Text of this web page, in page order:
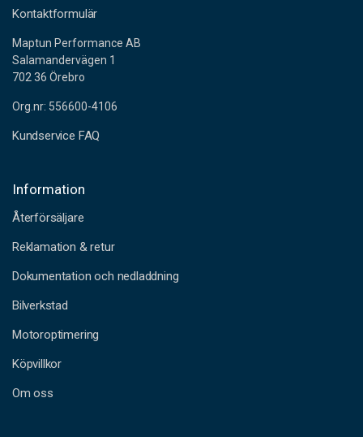
Kontaktformulär
Maptun Performance AB
Salamandervägen 1
702 36 Örebro
Org.nr: 556600-4106
Kundservice FAQ
Information
Återförsäljare
Reklamation & retur
Dokumentation och nedladdning
Bilverkstad
Motoroptimering
Köpvillkor
Om oss